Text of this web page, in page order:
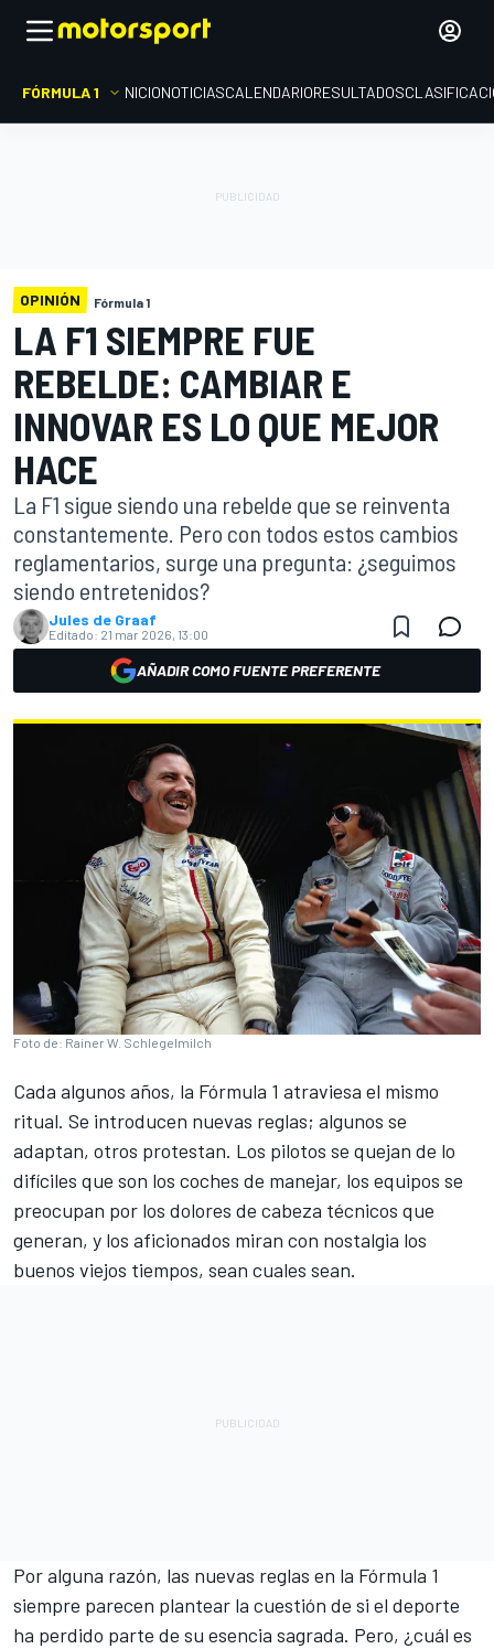
FÓRMULA 1 INICIONOTICIASCALENDARIORESULTADOS
OPINIÓN Fórmula 1
LA F1 SIEMPRE FUE
REBELDE: CAMBIAR E
INNOVAR ES LO QUE MEJOR
HACE
La F1 sigue siendo una rebelde que se reinventa
constantemente. Pero con todos estos cambios
reglamentarios, surge una pregunta: ¿seguimos
siendo entretenidos?
Jules de Graaf
Editado: 21 mar 2026, 13:00
AÑADIR COMO FUENTE PREFERENTE
Foto de: Rainer W. Schlegelmilch
Cada algunos años, la Fórmula 1 atraviesa el mismo
ritual. Se introducen nuevas reglas; algunos se
adaptan, otros protestan. Los pilotos se quejan de lo
difíciles que son los coches de manejar, los equipos se
preocupan por los dolores de cabeza técnicos que
generan, y los aficionados miran con nostalgia los
buenos viejos tiempos, sean cuales sean.
Por alguna razón, las nuevas reglas en la Fórmula 1
siempre parecen plantear la cuestión de si el deporte
ha perdido parte de su esencia sagrada. Pero, ¿cuál es